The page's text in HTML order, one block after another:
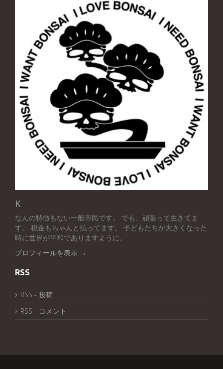
K
なんの特徴もない一般市民です。 でも、頑張って生きてま
す。 税金もちゃんと払ってます。 子どもたちが大きくなった
時に世界が平和でありますように。
プロフィールを表示 →
RSS
RSS - 投稿
RSS - コメント